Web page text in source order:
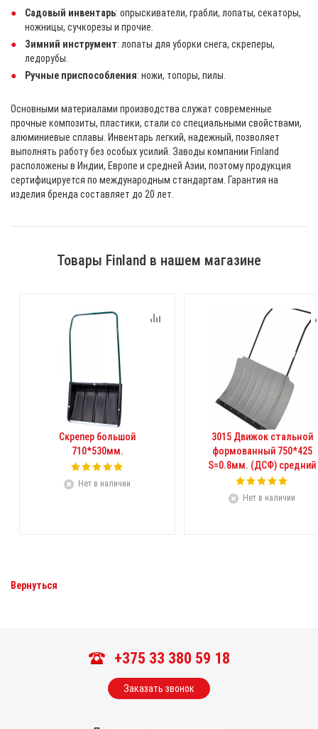
Садовый инвентарь: опрыскиватели, грабли, лопаты, секаторы,
ножницы, сучкорезы и прочие.
Зимний инструмент: лопаты для уборки снега, скреперы,
ледорубы.
Ручные приспособления: ножи, топоры, пилы.
Основными материалами производства служат современные
прочные композиты, пластики, стали со специальными свойствами,
алюминиевые сплавы. Инвентарь легкий, надежный, позволяет
выполнять работу без особых усилий. Заводы компании Finland
расположены в Индии, Европе и средней Азии, поэтому продукция
сертифицируется по международным стандартам. Гарантия на
изделия бренда составляет до 20 лет.
Товары Finland в нашем магазине
Скрепер большой
710*530мм.
Нет в наличии
3015 Движок стальной
формованный 750*425
S=0.8мм. (ДСФ) средний
Нет в наличии
Вернуться
+375 33 380 59 18
Заказать звонок